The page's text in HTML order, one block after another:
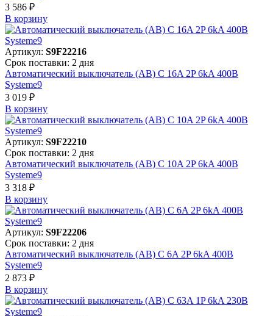
3 586 ₽
В корзинy
Артикул: S9F22216
Срок поставки: 2 дня
Автоматический выключатель (АВ) C 16A 2P 6kA 400В
Systeme9
3 019 ₽
В корзинy
Артикул: S9F22210
Срок поставки: 2 дня
Автоматический выключатель (АВ) C 10A 2P 6kA 400В
Systeme9
3 318 ₽
В корзинy
Артикул: S9F22206
Срок поставки: 2 дня
Автоматический выключатель (АВ) C 6A 2P 6kA 400В
Systeme9
2 873 ₽
В корзинy